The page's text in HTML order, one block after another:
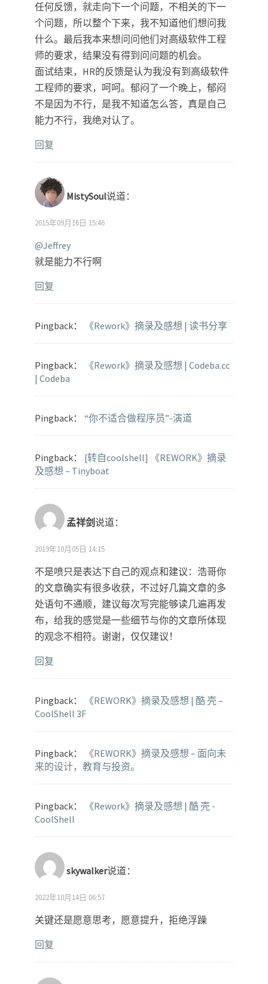
任何反馈，就走向下一个问题，不相关的下一
个问题，所以整个下来，我不知道他们想问我
什么。最后我本来想问问他们对高级软件工程
师的要求，结果没有得到问问题的机会。
面试结束，HR的反馈是认为我没有到高级软件
工程师的要求，呵呵。郁闷了一个晚上，郁闷
不是因为不行，是我不知道怎么答，真是自己
能力不行，我绝对认了。
回复
MistySoul说道：
2015年09月16日 15:46
@Jeffrey
就是能力不行啊
回复
Pingback： 《Rework》摘录及感想 | 读书分享
Pingback：
《Rework》摘录及感想 | Codeba.cc
| Codeba
Pingback： “你不适合做程序员”-演道
Pingback： [转自coolshell] 《REWORK》摘录
及感想 – Tinyboat
孟祥剑说道：
2019年10月05日 14:15
不是喷只是表达下自己的观点和建议：浩哥你
的文章确实有很多收获，不过好几篇文章的多
处语句不通顺，建议每次写完能够读几遍再发
布，给我的感觉是一些细节与你的文章所体现
的观念不相符。谢谢，仅仅建议！
回复
Pingback：
《REWORK》摘录及感想 | 酷 壳 –
CoolShell 3F
Pingback：
《REWORK》摘录及感想 – 面向未
来的设计，教育与投资。
Pingback：
《Rework》摘录及感想 | 酷 壳 -
CoolShell
skywalker说道：
2022年10月14日 06:57
关键还是愿意思考，愿意提升，拒绝浮躁
回复